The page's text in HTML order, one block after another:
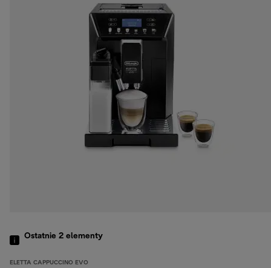
Ostatnie 2 elementy
ELETTA CAPPUCCINO EVO